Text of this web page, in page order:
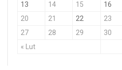
« Lut
13
14 15 16
20
21 22 23
27
28 29 30